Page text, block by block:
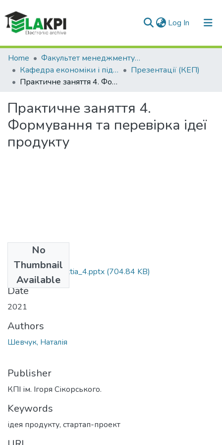
Log In (current)
Communities & Collections
All of DSpace
Home
Факультет менеджменту та маркетингу (ФММ)
Кафедра економіки і підприємництва (КЕП)
Презентації (КЕП)
Практичне заняття 4. Формування та перевірка ідеї продукту
Практичне заняття 4.
Формування та перевірка ідеї
продукту
No
Thumbnail
Available
Praktychne_zaniattia_4.pptx (704.84 KB)
Date
2021
Authors
Шевчук, Наталія
Publisher
КПІ ім. Ігоря Сікорського.
Keywords
ідея продукту, стартап-проект